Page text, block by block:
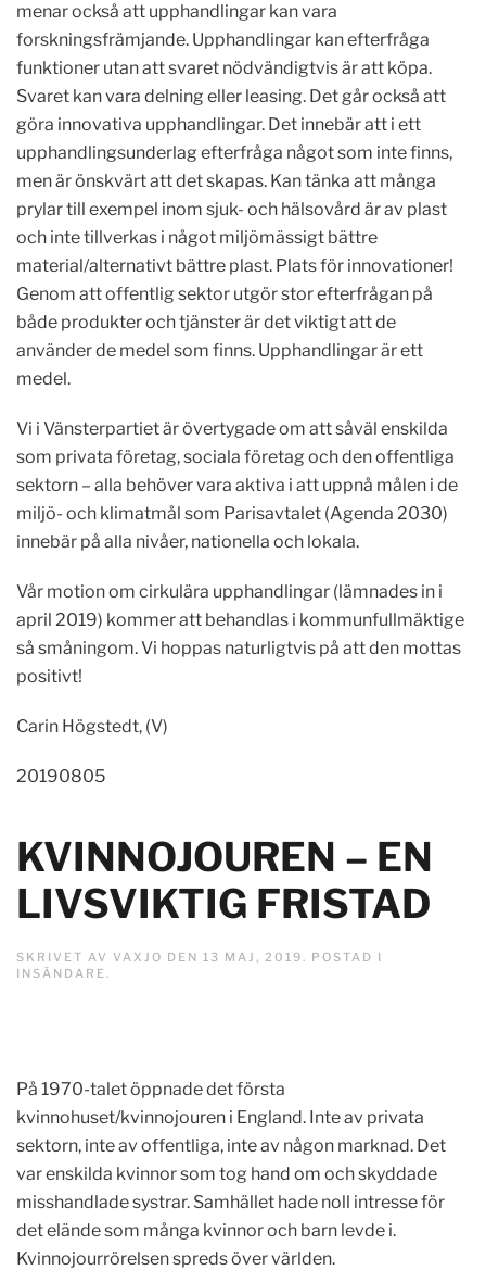
menar också att upphandlingar kan vara
forskningsfrämjande. Upphandlingar kan efterfråga
funktioner utan att svaret nödvändigtvis är att köpa.
Svaret kan vara delning eller leasing. Det går också att
göra innovativa upphandlingar. Det innebär att i ett
upphandlingsunderlag efterfråga något som inte finns,
men är önskvärt att det skapas. Kan tänka att många
prylar till exempel inom sjuk- och hälsovård är av plast
och inte tillverkas i något miljömässigt bättre
material/alternativt bättre plast. Plats för innovationer!
Genom att offentlig sektor utgör stor efterfrågan på
både produkter och tjänster är det viktigt att de
använder de medel som finns. Upphandlingar är ett
medel.
Vi i Vänsterpartiet är övertygade om att såväl enskilda
som privata företag, sociala företag och den offentliga
sektorn – alla behöver vara aktiva i att uppnå målen i de
miljö- och klimatmål som Parisavtalet (Agenda 2030)
innebär på alla nivåer, nationella och lokala.
Vår motion om cirkulära upphandlingar (lämnades in i
april 2019) kommer att behandlas i kommunfullmäktige
så småningom. Vi hoppas naturligtvis på att den mottas
positivt!
Carin Högstedt, (V)
20190805
KVINNOJOUREN – EN
LIVSVIKTIG FRISTAD
SKRIVET AV VAXJO DEN 13 MAJ, 2019. POSTAD I
INSÄNDARE.
På 1970-talet öppnade det första
kvinnohuset/kvinnojouren i England. Inte av privata
sektorn, inte av offentliga, inte av någon marknad. Det
var enskilda kvinnor som tog hand om och skyddade
misshandlade systrar. Samhället hade noll intresse för
det elände som många kvinnor och barn levde i.
Kvinnojourrörelsen spreds över världen.